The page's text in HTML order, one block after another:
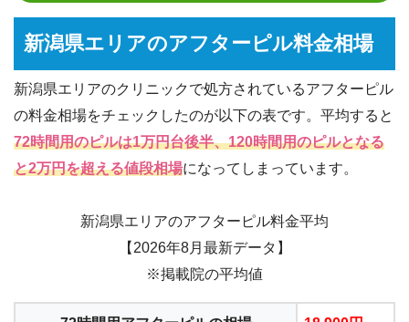
新潟県エリアのアフターピル料金相場
新潟県エリアのクリニックで処方されているアフターピル
の料金相場をチェックしたのが以下の表です。平均すると
72時間用のピルは1万円台後半、120時間用のピルとなる
と2万円を超える値段相場になってしまっています。
新潟県エリアのアフターピル料金平均
【2026年8月最新データ】
※掲載院の平均値